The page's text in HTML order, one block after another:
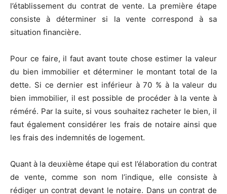
l’établissement du contrat de vente. La première étape
consiste à déterminer si la vente correspond à sa
situation financière.
Pour ce faire, il faut avant toute chose estimer la valeur
du bien immobilier et déterminer le montant total de la
dette. Si ce dernier est inférieur à 70 % à la valeur du
bien immobilier, il est possible de procéder à la vente à
réméré. Par la suite, si vous souhaitez racheter le bien, il
faut également considérer les frais de notaire ainsi que
les frais des indemnités de logement.
Quant à la deuxième étape qui est l’élaboration du contrat
de vente, comme son nom l’indique, elle consiste à
rédiger un contrat devant le notaire. Dans un contrat de